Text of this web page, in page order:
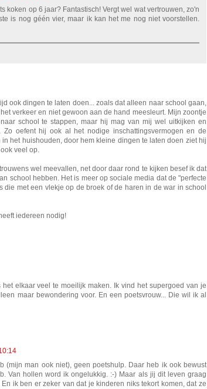
koken op 6 jaar? Fantastisch! Vergt wel wat vertrouwen, zo'n
is nog géén vier, maar ik kan het me nog niet voorstellen.
ook dingen te laten doen... zoals dat alleen naar school gaan,
verkeer en niet gewoon aan de hand meesleurt. Mijn zoontje
school te stappen, maar hij mag van mij wel uitkijken en
oefent hij ook al het nodige inschattingsvermogen en de
het huishouden, door hem kleine dingen te laten doen ziet hij
veel op.
wel meevallen, net door daar rond te kijken besef ik dat
school hebben. Het is meer op sociale media dat de "perfecte
die met een vlekje op de broek of de haren in de war in school
iedereen nodig!
elkaar veel te moeilijk maken. Ik vind het supergoed van je
maar bewondering voor. En een poetsvrouw... Die wil ik al
(mijn man ook niet), geen poetshulp. Daar heb ik ook bewust
Van hollen word ik ongelukkig. :-) Maar als jij dit leven graag
ik ben er zeker van dat je kinderen niks tekort komen, dat ze